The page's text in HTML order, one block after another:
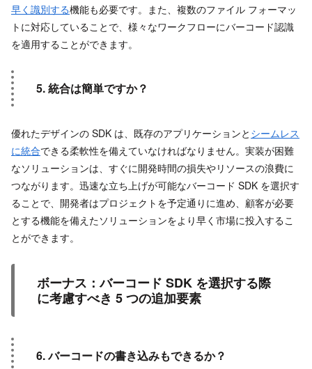
早く識別する機能も必要です。また、複数のファイル フォーマッ
トに対応していることで、様々なワークフローにバーコード認識
を適用することができます。
5. 統合は簡単ですか？
優れたデザインの SDK は、既存のアプリケーションと シームレス
に統合できる柔軟性を備えていなければなりません。実装が困難
なソリューションは、すぐに開発時間の損失やリソースの浪費に
つながります。迅速な立ち上げが可能なバーコード SDK を選択す
ることで、開発者はプロジェクトを予定通りに進め、顧客が必要
とする機能を備えたソリューションをより早く市場に投入するこ
とができます。
ボーナス：バーコード SDK を選択する際
に考慮すべき 5 つの追加要素
6. バーコードの書き込みもできるか？